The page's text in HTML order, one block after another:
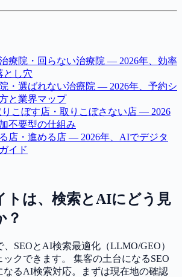
療院・回らない治療院 — 2026年、効率
とし穴
・選ばれない治療院 — 2026年、予約シ
と業界マップ
こぼす店・取りこぼさない店 — 2026
不要型の仕組み
店・進める店 — 2026年、AIでデジタ
イド
トは、検索とAIにどう見
？
SEOとAI検索最適化（LLMO/GEO）
クできます。 集客の土台になるSEO
なるAI検索対応。まずは現在地の確認